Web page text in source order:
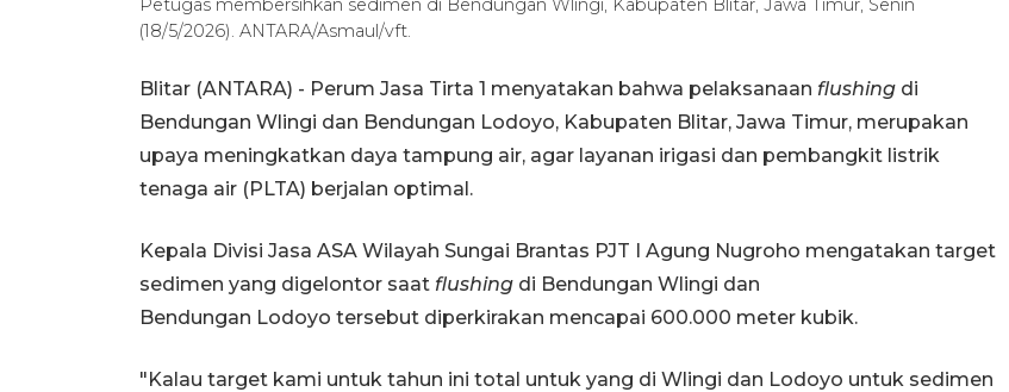
Petugas membersihkan sedimen di Bendungan Wlingi, Kabupaten Blitar, Jawa Timur, Senin
(18/5/2026). ANTARA/Asmaul/vft.
Blitar (ANTARA) - Perum Jasa Tirta 1 menyatakan bahwa pelaksanaan flushing di
Bendungan Wlingi dan Bendungan Lodoyo, Kabupaten Blitar, Jawa Timur, merupakan
upaya meningkatkan daya tampung air, agar layanan irigasi dan pembangkit listrik
tenaga air (PLTA) berjalan optimal.
Kepala Divisi Jasa ASA Wilayah Sungai Brantas PJT I Agung Nugroho mengatakan target
sedimen yang digelontor saat flushing di Bendungan Wlingi dan
Bendungan Lodoyo tersebut diperkirakan mencapai 600.000 meter kubik.
"Kalau target kami untuk tahun ini total untuk yang di Wlingi dan Lodoyo untuk sedimen